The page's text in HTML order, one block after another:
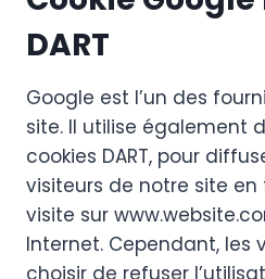
DART
Google est l’un des
site. Il utilise également
cookies DART, pour
visiteurs de notre site
visite sur
Internet. Cependant, les
choisir de refuser